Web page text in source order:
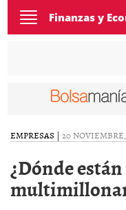
Toggle
navigation
Finanzas y
EMPRESAS | 20
¿Dónde